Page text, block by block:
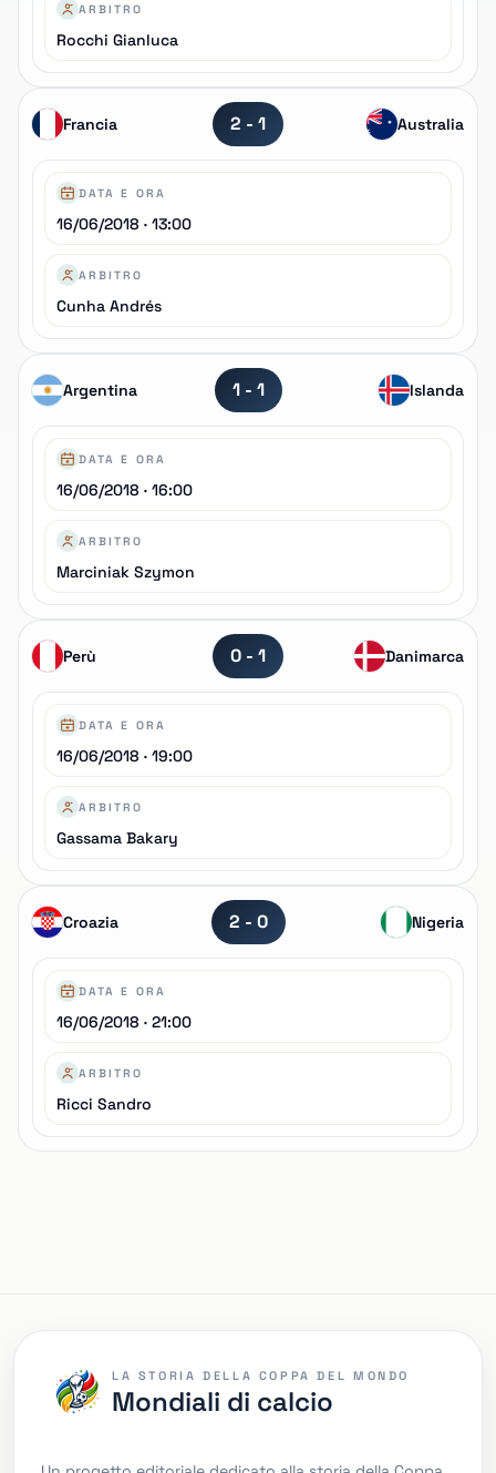
ARBITRO
Rocchi Gianluca
Francia 2 - 1 Australia
DATA E ORA
16/06/2018 · 13:00
ARBITRO
Cunha Andrés
Argentina 1 - 1 Islanda
DATA E ORA
16/06/2018 · 16:00
ARBITRO
Marciniak Szymon
Perù 0 - 1 Danimarca
DATA E ORA
16/06/2018 · 19:00
ARBITRO
Gassama Bakary
Croazia 2 - 0 Nigeria
DATA E ORA
16/06/2018 · 21:00
ARBITRO
Ricci Sandro
LA STORIA DELLA COPPA DEL MONDO
Mondiali di calcio